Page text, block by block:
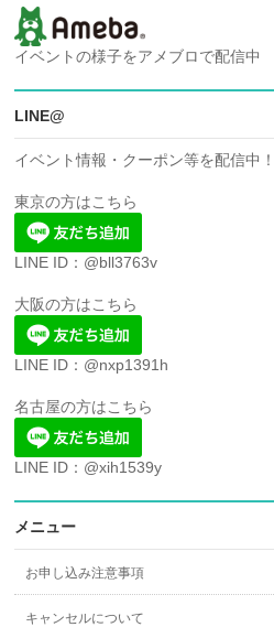
イベントの様子をアメブロで配信中
LINE@
イベント情報・クーポン等を配信中！
東京の方はこちら
LINE ID：@bll3763v
大阪の方はこちら
LINE ID：@nxp1391h
名古屋の方はこちら
LINE ID：@xih1539y
メニュー
お申し込み注意事項
キャンセルについて